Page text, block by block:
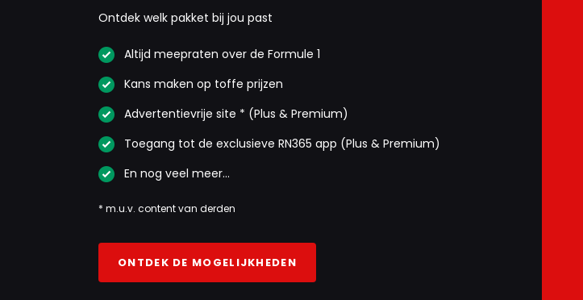
Ontdek welk pakket bij jou past
Altijd meepraten over de Formule 1
Kans maken op toffe prijzen
Advertentievrije site * (Plus & Premium)
Toegang tot de exclusieve RN365 app (Plus & Premium)
En nog veel meer…
* m.u.v. content van derden
ONTDEK DE MOGELIJKHEDEN